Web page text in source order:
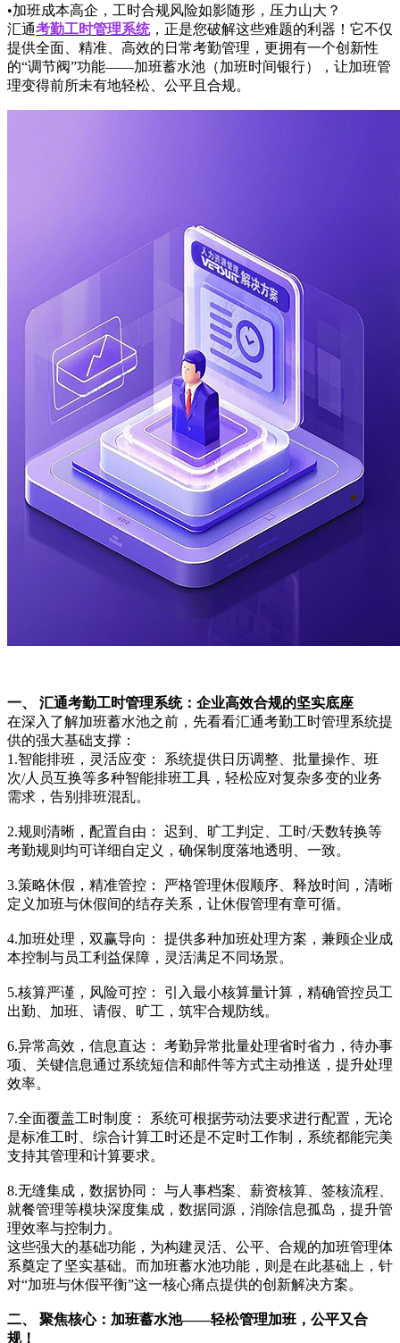
•加班成本高企，工时合规风险如影随形，压力山大？
汇通考勤工时管理系统，正是您破解这些难题的利器！它不仅
提供全面、精准、高效的日常考勤管理，更拥有一个创新性
的“调节阀”功能——加班蓄水池（加班时间银行），让加班管
理变得前所未有地轻松、公平且合规。
一、 汇通考勤工时管理系统：企业高效合规的坚实底座
在深入了解加班蓄水池之前，先看看汇通考勤工时管理系统提
供的强大基础支撑：
1.智能排班，灵活应变： 系统提供日历调整、批量操作、班
次/人员互换等多种智能排班工具，轻松应对复杂多变的业务
需求，告别排班混乱。
2.规则清晰，配置自由： 迟到、旷工判定、工时/天数转换等
考勤规则均可详细自定义，确保制度落地透明、一致。
3.策略休假，精准管控： 严格管理休假顺序、释放时间，清晰
定义加班与休假间的结存关系，让休假管理有章可循。
4.加班处理，双赢导向： 提供多种加班处理方案，兼顾企业成
本控制与员工利益保障，灵活满足不同场景。
5.核算严谨，风险可控： 引入最小核算量计算，精确管控员工
出勤、加班、请假、旷工，筑牢合规防线。
6.异常高效，信息直达： 考勤异常批量处理省时省力，待办事
项、关键信息通过系统短信和邮件等方式主动推送，提升处理
效率。
7.全面覆盖工时制度： 系统可根据劳动法要求进行配置，无论
是标准工时、综合计算工时还是不定时工作制，系统都能完美
支持其管理和计算要求。
8.无缝集成，数据协同： 与人事档案、薪资核算、签核流程、
就餐管理等模块深度集成，数据同源，消除信息孤岛，提升管
理效率与控制力。
这些强大的基础功能，为构建灵活、公平、合规的加班管理体
系奠定了坚实基础。而加班蓄水池功能，则是在此基础上，针
对“加班与休假平衡”这一核心痛点提供的创新解决方案。
二、 聚焦核心：加班蓄水池——轻松管理加班，公平又合
规！